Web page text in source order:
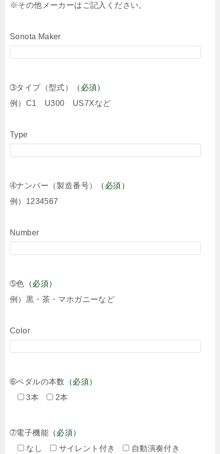
※その他メーカーはご記入ください。
Sonota Maker
➂タイプ（型式）
（必須）
例）C1 U300 US7Xなど
Type
➃ナンバー（製造番号）
（必須）
例）1234567
Number
➄色 （必須）
例）黒・茶・マホガニーなど
Color
➅ペダルの本数
（必須）
3本
2本
➆電子機能 （必須）
なし
サイレント付き 自動演奏付き